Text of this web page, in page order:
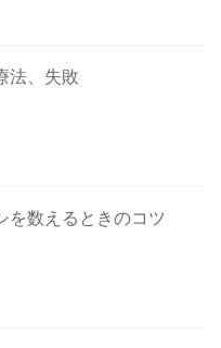
法、失敗
を数えるときのコツ